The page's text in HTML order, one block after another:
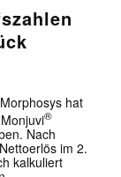
hat
®
Nach
im 2.
kalkuliert